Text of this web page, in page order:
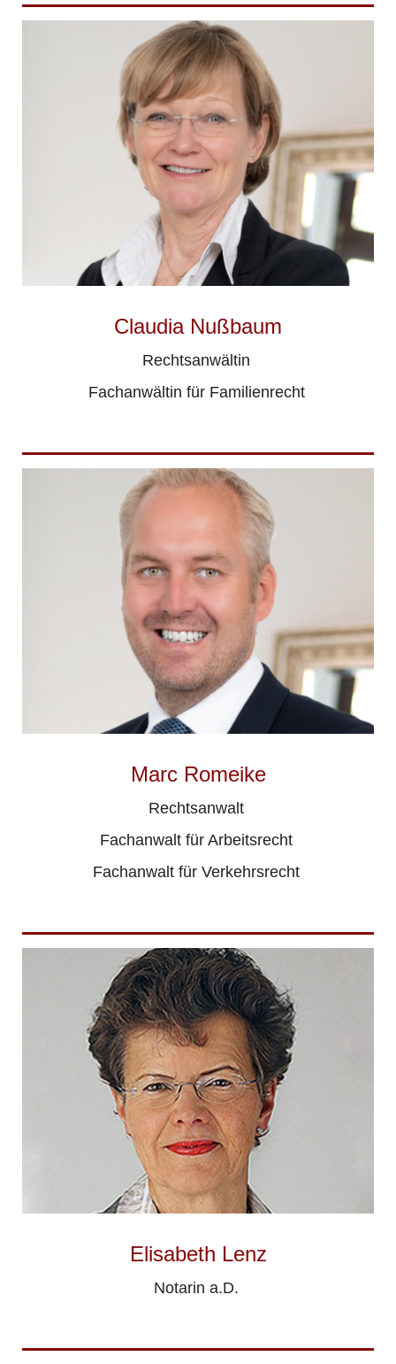
Claudia Nußbaum
Rechtsanwältin
Fachanwältin für Familienrecht
Marc Romeike
Rechtsanwalt
Fachanwalt für Arbeitsrecht
Fachanwalt für Verkehrsrecht
Elisabeth Lenz
Notarin a.D.